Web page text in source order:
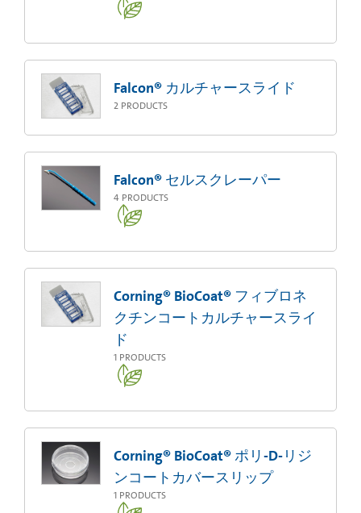
Falcon® カルチャースライド
2 PRODUCTS
Falcon® セルスクレーパー
4 PRODUCTS
Corning® BioCoat® フィブロネ
クチンコートカルチャースライ
ド
1 PRODUCTS
Corning® BioCoat® ポリ-D-リジ
ンコートカバースリップ
1 PRODUCTS